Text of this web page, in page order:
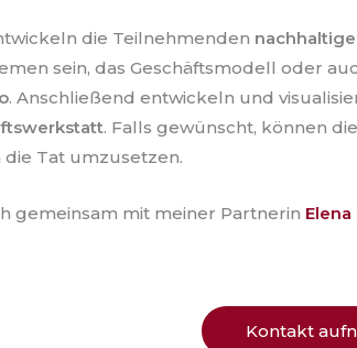
die Teilnehmenden
sein, das Geschäftsmodell oder
. Anschließend entwickeln und
. Falls gewünscht, können
Tat umzusetzen.
gemeinsam mit meiner Partnerin
Kontakt